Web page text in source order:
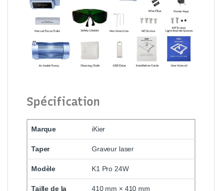
Spécification
Marque iKier
Taper Graveur laser
Modèle K1 Pro 24W
Taille de la 410 mm × 410 mm